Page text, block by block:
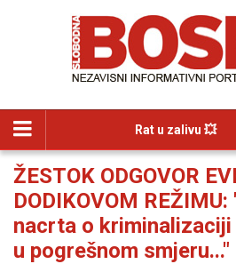
Rat u zalivu 💥
ŽESTOK ODGOVOR
DODIKOVOM
nacrta o
u pogrešnom smjeru..."